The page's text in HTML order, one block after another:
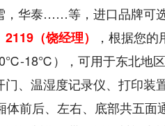
，华泰……等，进口品牌可
（饶经理）
，根据您
18℃），可用于东北地区
、温湿度记录仪、打印装
前后、左右、底部共五面